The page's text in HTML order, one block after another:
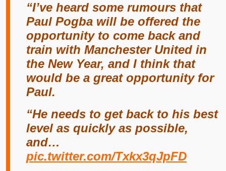
“I’ve heard some rumours that
Paul Pogba will be offered the
opportunity to come back and
train with Manchester United in
the New Year, and I think that
would be a great opportunity for
Paul.
“He needs to get back to his best
level as quickly as possible,
and…
pic.twitter.com/Txkx3qJpFD